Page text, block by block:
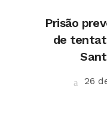
Prisão
de
26